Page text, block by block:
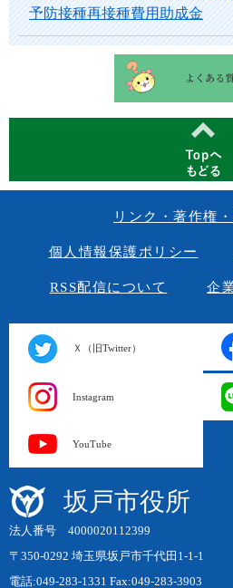
予防接種再接種費用助成金
リンク・著作権
個人情報保護ポリシー
RSS配信について 企
Ｘ（旧Twitter）
Instagram
YouTube
坂戸市役所
法人番号 4000020112399
〒350-0292 埼玉県坂戸市千代田1-1-1
電話:049-283-1331 Fax:049-283-3903